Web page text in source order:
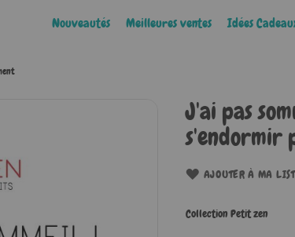
Nouveautés Meilleures ventes Idées
J'ai pas
s'endormir
AJOUTER À MA
Collection Petit zen